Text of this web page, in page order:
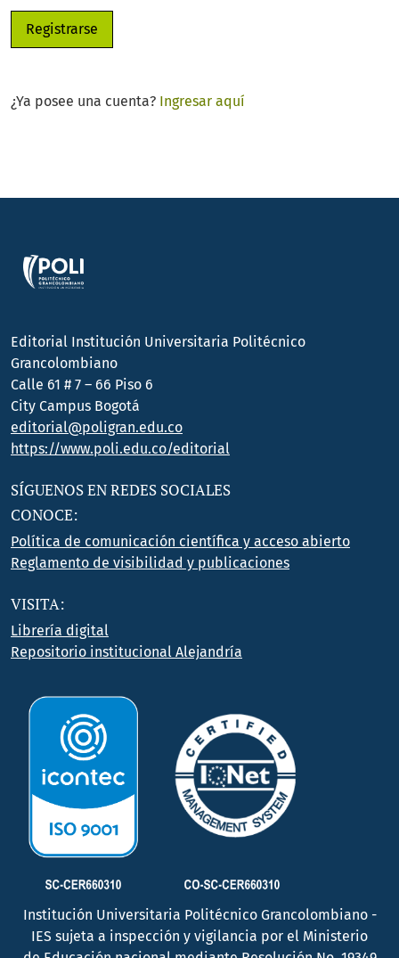
Registrarse
¿Ya posee una cuenta? Ingresar aquí
Editorial Institución Universitaria Politécnico
Grancolombiano
Calle 61 # 7 – 66 Piso 6
City Campus Bogotá
editorial@poligran.edu.co
https://www.poli.edu.co/editorial
SÍGUENOS EN REDES SOCIALES
CONOCE:
Política de comunicación científica y acceso abierto
Reglamento de visibilidad y publicaciones
VISITA:
Librería digital
Repositorio institucional Alejandría
Institución Universitaria Politécnico Grancolombiano -
IES sujeta a inspección y vigilancia por el Ministerio